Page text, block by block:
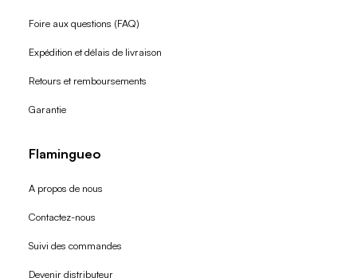
Foire aux questions (FAQ)
Expédition et délais de livraison
Retours et remboursements
Garantie
Flamingueo
A propos de nous
Contactez-nous
Suivi des commandes
Devenir distributeur